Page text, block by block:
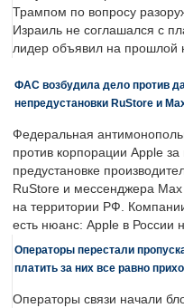
Трампом по вопросу
Израиль не соглашался с
лидер объявил на прошлой
ФАС возбудила дело против
непредустановки RuStore и
Федеральная
против корпорации Apple
предустановке
RuStore и мессенджера
на территории РФ.
есть нюанс: Apple в России
Операторы перестали
платить за них все равно
Операторы связи начали